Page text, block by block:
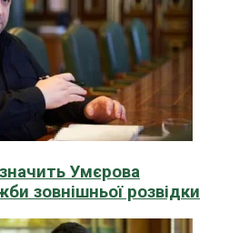
Умєрова
зовнішньої розвідки